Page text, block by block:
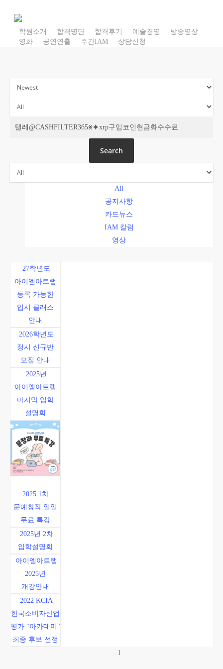
학원소개 합격명단 합격후기 예술경영
방송영상
영화
공연연출 주간IAM 상담신청
주간 IAM
Search
All
공지사항
카드뉴스
IAM 칼럼
영상
27학년도
아이엠아트랩
등록 가능한
입시 클래스
안내
2026학년도
정시 신규반
모집 안내
2025년
아이엠아트랩
마지막 입학
설명회
2025 1차
문예창작 일일
무료 특강
2025년 2차
입학설명회
아이엠아트랩
2025년
개강안내
2022 KCIA
한국소비자산업
평가 "아카데미"
최종 후보 선정
1